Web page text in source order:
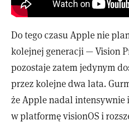
Do tego czasu Apple nie
kolejnej generacji — Vision
pozostaje zatem jedynym
przez kolejne dwa lata.
że Apple nadal intensywnie
w platformę visionOS i